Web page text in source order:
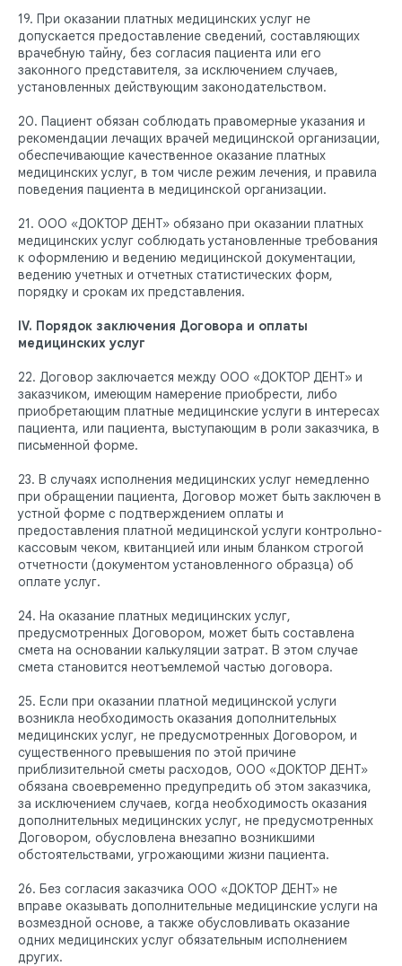
19. При оказании платных медицинских услуг не
допускается предоставление сведений, составляющих
врачебную тайну, без согласия пациента или его
законного представителя, за исключением случаев,
установленных действующим законодательством.
20. Пациент обязан соблюдать правомерные указания и
рекомендации лечащих врачей медицинской организации,
обеспечивающие качественное оказание платных
медицинских услуг, в том числе режим лечения, и правила
поведения пациента в медицинской организации.
21. ООО «ДОКТОР ДЕНТ» обязано при оказании платных
медицинских услуг соблюдать установленные требования
к оформлению и ведению медицинской документации,
ведению учетных и отчетных статистических форм,
порядку и срокам их представления.
IV. Порядок заключения Договора и оплаты
медицинских услуг
22. Договор заключается между ООО «ДОКТОР ДЕНТ» и
заказчиком, имеющим намерение приобрести, либо
приобретающим платные медицинские услуги в интересах
пациента, или пациента, выступающим в роли заказчика, в
письменной форме.
23. В случаях исполнения медицинских услуг немедленно
при обращении пациента, Договор может быть заключен в
устной форме с подтверждением оплаты и
предоставления платной медицинской услуги контрольно-
кассовым чеком, квитанцией или иным бланком строгой
отчетности (документом установленного образца) об
оплате услуг.
24. На оказание платных медицинских услуг,
предусмотренных Договором, может быть составлена
смета на основании калькуляции затрат. В этом случае
смета становится неотъемлемой частью договора.
25. Если при оказании платной медицинской услуги
возникла необходимость оказания дополнительных
медицинских услуг, не предусмотренных Договором, и
существенного превышения по этой причине
приблизительной сметы расходов, ООО «ДОКТОР ДЕНТ»
обязана своевременно предупредить об этом заказчика,
за исключением случаев, когда необходимость оказания
дополнительных медицинских услуг, не предусмотренных
Договором, обусловлена внезапно возникшими
обстоятельствами, угрожающими жизни пациента.
26. Без согласия заказчика ООО «ДОКТОР ДЕНТ» не
вправе оказывать дополнительные медицинские услуги на
возмездной основе, а также обусловливать оказание
одних медицинских услуг обязательным исполнением
других.